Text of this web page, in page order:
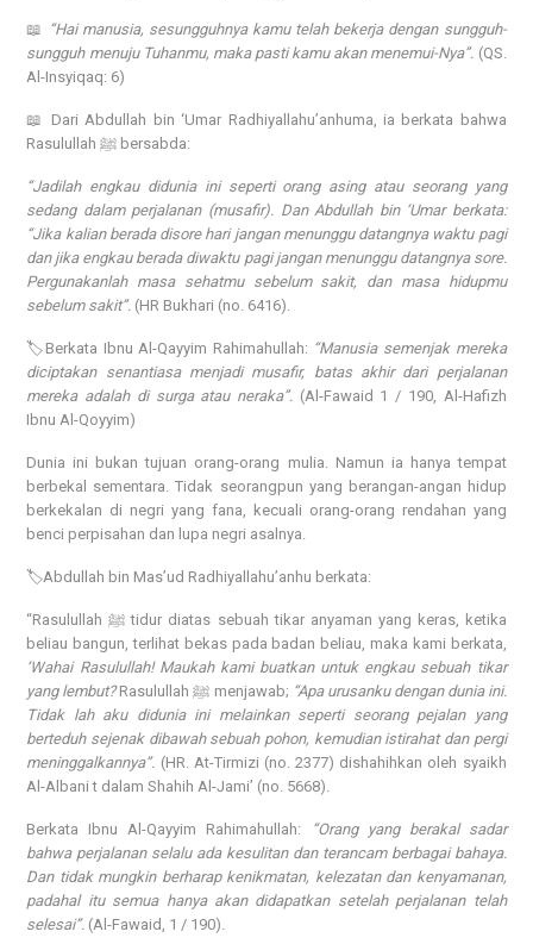
📖 “Hai manusia, sesungguhnya kamu telah bekerja dengan sungguh-
sungguh menuju Tuhanmu, maka pasti kamu akan menemui-Nya”. (QS.
Al-Insyiqaq: 6)
📖 Dari Abdullah bin ‘Umar Radhiyallahu’anhuma, ia berkata bahwa
Rasulullah ﷺ bersabda:
“Jadilah engkau didunia ini seperti orang asing atau seorang yang
sedang dalam perjalanan (musafir). Dan Abdullah bin ‘Umar berkata:
“Jika kalian berada disore hari jangan menunggu datangnya waktu pagi
dan jika engkau berada diwaktu pagi jangan menunggu datangnya sore.
Pergunakanlah masa sehatmu sebelum sakit, dan masa hidupmu
sebelum sakit”. (HR Bukhari (no. 6416).
🏷️Berkata Ibnu Al-Qayyim Rahimahullah: “Manusia semenjak mereka
diciptakan senantiasa menjadi musafir, batas akhir dari perjalanan
mereka adalah di surga atau neraka”. (Al-Fawaid 1 / 190, Al-Hafizh
Ibnu Al-Qoyyim)
Dunia ini bukan tujuan orang-orang mulia. Namun ia hanya tempat
berbekal sementara. Tidak seorangpun yang berangan-angan hidup
berkekalan di negri yang fana, kecuali orang-orang rendahan yang
benci perpisahan dan lupa negri asalnya.
🏷️Abdullah bin Mas’ud Radhiyallahu’anhu berkata:
“Rasulullah ﷺ tidur diatas sebuah tikar anyaman yang keras, ketika
beliau bangun, terlihat bekas pada badan beliau, maka kami berkata,
‘Wahai Rasulullah! Maukah kami buatkan untuk engkau sebuah tikar
yang lembut?
Rasulullah ﷺ menjawab; “Apa urusanku dengan dunia ini.
Tidak lah aku didunia ini melainkan seperti seorang pejalan yang
berteduh sejenak dibawah sebuah pohon, kemudian istirahat dan pergi
meninggalkannya”. (HR. At-Tirmizi (no. 2377) dishahihkan oleh syaikh
Al-Albani t dalam Shahih Al-Jami’ (no. 5668).
Berkata Ibnu Al-Qayyim Rahimahullah:
“Orang yang berakal sadar
bahwa perjalanan selalu ada kesulitan dan terancam berbagai bahaya.
Dan tidak mungkin berharap kenikmatan, kelezatan dan kenyamanan,
padahal itu semua hanya akan didapatkan setelah perjalanan telah
selesai”. (Al-Fawaid, 1 / 190).